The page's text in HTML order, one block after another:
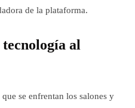
de la plataforma.
al
se enfrentan los salones y